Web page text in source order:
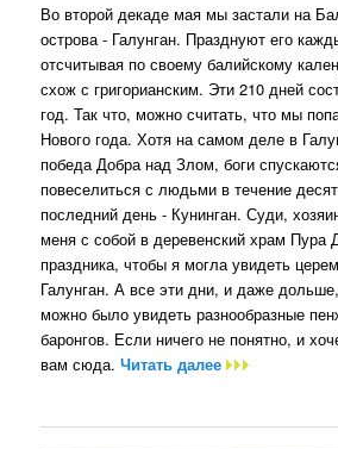
Во второй декаде мая мы застали на
острова - Галунган. Празднуют его
отсчитывая по своему балийскому
схож с григорианским. Эти 210 дней
год. Так что, можно считать, что мы
Нового года. Хотя на самом деле в
победа Добра над Злом, боги
повеселиться с людьми в течение
последний день - Кунинган. Суди,
меня с собой в деревенский храм Пура
праздника, чтобы я могла увидеть
Галунган. А все эти дни, и даже
можно было увидеть разнообразные
баронгов. Если ничего не понятно, и
вам сюда.Читать далее